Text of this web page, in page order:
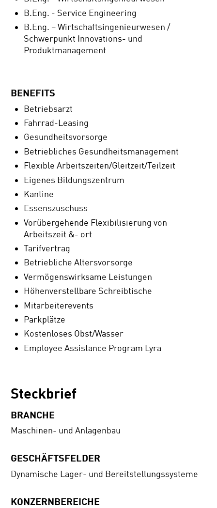
B.Eng. - Service Engineering
B.Eng. – Wirtschaftsingenieurwesen /
Schwerpunkt Innovations- und
Produktmanagement
BENEFITS
Betriebsarzt
Fahrrad-Leasing
Gesundheitsvorsorge
Betriebliches Gesundheitsmanagement
Flexible Arbeitszeiten/Gleitzeit/Teilzeit
Eigenes Bildungszentrum
Kantine
Essenszuschuss
Vorübergehende Flexibilisierung von
Arbeitszeit &- ort
Tarifvertrag
Betriebliche Altersvorsorge
Vermögenswirksame Leistungen
Höhenverstellbare Schreibtische
Mitarbeiterevents
Parkplätze
Kostenloses Obst/Wasser
Employee Assistance Program Lyra
Steckbrief
BRANCHE
Maschinen- und Anlagenbau
GESCHÄFTSFELDER
Dynamische Lager- und Bereitstellungssysteme
KONZERNBEREICHE